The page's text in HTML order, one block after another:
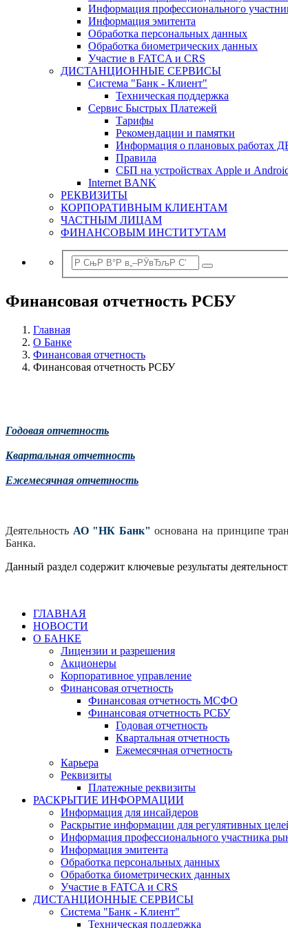
Информация профессионального
Информация эмитента
Обработка персональных данных
Обработка биометрических данных
Участие в FATCA и CRS
ДИСТАНЦИОННЫЕ СЕРВИСЫ
Система "Банк - Клиент"
Техническая поддержка
Сервис Быстрых Платежей
Тарифы
Рекомендации и памятки
Информация о плановых работах
Правила
СБП на устройствах Apple и
Internet BANK
РЕКВИЗИТЫ
КОРПОРАТИВНЫМ КЛИЕНТАМ
ЧАСТНЫМ ЛИЦАМ
ФИНАНСОВЫМ ИНСТИТУТАМ
Финансовая отчетность РСБУ
Главная
О Банке
Финансовая отчетность
Финансовая отчетность РСБУ
Годовая отчетность
Квартальная отчетность
Ежемесячная отчетность
Деятельность АО "НК Банк" основана на принципе
Банка.
Данный раздел содержит ключевые результаты
ГЛАВНАЯ
НОВОСТИ
О БАНКЕ
Лицензии и разрешения
Акционеры
Корпоративное управление
Финансовая отчетность
Финансовая отчетность МСФО
Финансовая отчетность РСБУ
Годовая отчетность
Квартальная отчетность
Ежемесячная отчетность
Карьера
Реквизиты
Платежные реквизиты
РАСКРЫТИЕ ИНФОРМАЦИИ
Информация для инсайдеров
Раскрытие информации для регулятивных
Информация профессионального участника
Информация эмитента
Обработка персональных данных
Обработка биометрических данных
Участие в FATCA и CRS
ДИСТАНЦИОННЫЕ СЕРВИСЫ
Система "Банк - Клиент"
Техническая поддержка